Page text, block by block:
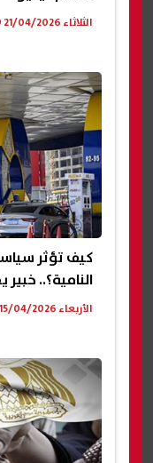
الثلاثاء 21/04/2026 06:49 م
كيف تؤثر
النامية؟..
الأربعاء 15/04/2026 06:30 م